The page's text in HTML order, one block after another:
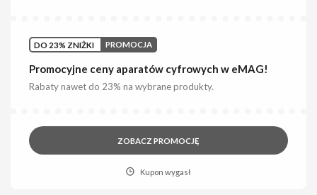
DO 23% ZNIŻKI PROMOCJA
Promocyjne ceny aparatów cyfrowych w eMAG!
Rabaty nawet do 23% na wybrane produkty.
ZOBACZ PROMOCJĘ
Kupon wygasł